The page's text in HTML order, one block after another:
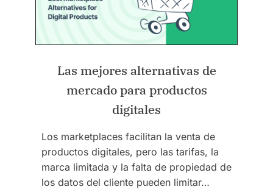
Las mejores alternativas de
mercado para productos
digitales
Los marketplaces facilitan la venta de
productos digitales, pero las tarifas, la
marca limitada y la falta de propiedad de
los datos del cliente pueden limitar…